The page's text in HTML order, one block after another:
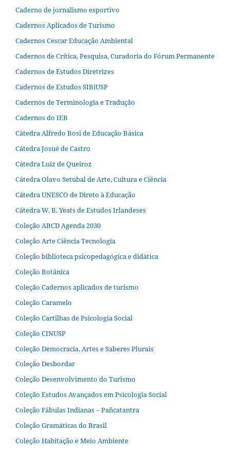
Caderno de jornalismo esportivo
Cadernos Aplicados de Turismo
Cadernos Cescar Educação Ambiental
Cadernos de Crítica, Pesquisa, Curadoria do Fórum Permanente
Cadernos de Estudos Diretrizes
Cadernos de Estudos SIBiUSP
Cadernos de Terminologia e Tradução
Cadernos do IEB
Cátedra Alfredo Bosi de Educação Básica
Cátedra Josué de Castro
Cátedra Luiz de Queiroz
Cátedra Olavo Setubal de Arte, Cultura e Ciência
Cátedra UNESCO de Direto à Educação
Cátedra W. B. Yeats de Estudos Irlandeses
Coleção ABCD Agenda 2030
Coleção Arte Ciência Tecnologia
Coleção biblioteca psicopedagógica e didática
Coleção Botânica
Coleção Cadernos aplicados de turismo
Coleção Caramelo
Coleção Cartilhas de Psicologia Social
Coleção CINUSP
Coleção Democracia, Artes e Saberes Plurais
Coleção Desbordar
Coleção Desenvolvimento do Turismo
Coleção Estudos Avançados em Psicologia Social
Coleção Fábulas Indianas – Pañcatantra
Coleção Gramáticas do Brasil
Coleção Habitação e Meio Ambiente